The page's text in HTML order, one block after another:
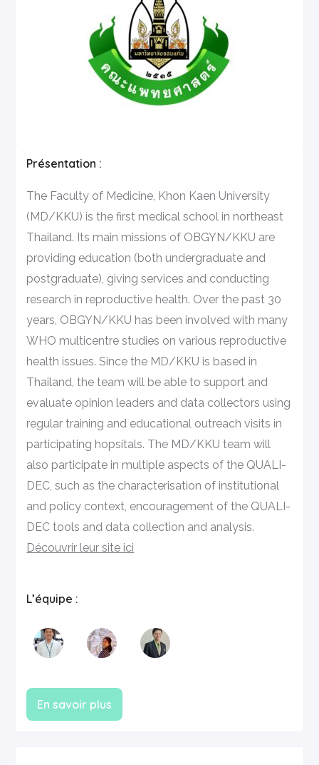
Présentation :
The Faculty of Medicine, Khon Kaen University
(MD/KKU) is the first medical school in northeast
Thailand. Its main missions of OBGYN/KKU are
providing education (both undergraduate and
postgraduate), giving services and conducting
research in reproductive health. Over the past 30
years, OBGYN/KKU has been involved with many
WHO multicentre studies on various reproductive
health issues. Since the MD/KKU is based in
Thailand, the team will be able to support and
evaluate opinion leaders and data collectors using
regular training and educational outreach visits in
participating hopsitals. The MD/KKU team will
also participate in multiple aspects of the QUALI-
DEC, such as the characterisation of institutional
and policy context, encouragement of the QUALI-
DEC tools and data collection and analysis.
Découvrir leur site ici
L’équipe :
En savoir plus